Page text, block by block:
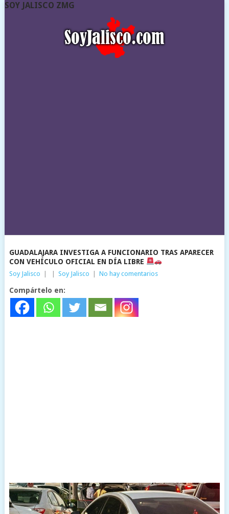
SOY JALISCO ZMG
GUADALAJARA INVESTIGA A FUNCIONARIO TRAS APARECER
CON VEHÍCULO OFICIAL EN DÍA LIBRE
Soy Jalisco Soy Jalisco No hay comentarios
Compártelo en: